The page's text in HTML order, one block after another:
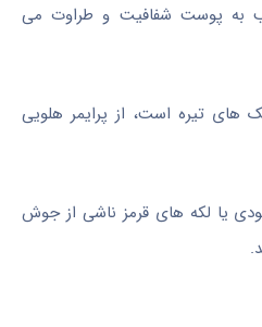
به پوست شفافیت و طراوت می
تیره است، از پرایمر هلویی
یا لکه های قرمز ناشی از جوش